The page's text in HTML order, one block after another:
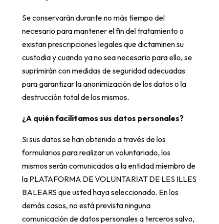
Se conservarán durante no más tiempo del
necesario para mantener el fin del tratamiento o
existan prescripciones legales que dictaminen su
custodia y cuando ya no sea necesario para ello, se
suprimirán con medidas de seguridad adecuadas
para garantizar la anonimización de los datos o la
destrucción total de los mismos.
¿A quién facilitamos sus datos personales?
Si sus datos se han obtenido a través de los
formularios para realizar un voluntariado, los
mismos serán comunicados a la entidad miembro de
la PLATAFORMA DE VOLUNTARIAT DE LES ILLES
BALEARS que usted haya seleccionado. En los
demás casos, no está prevista ninguna
comunicación de datos personales a terceros salvo,